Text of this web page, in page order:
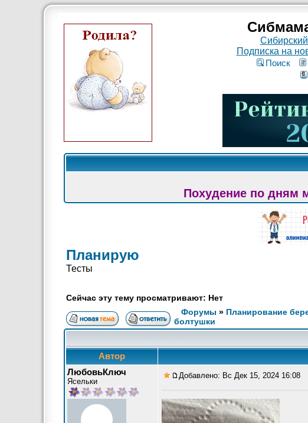
Подписка на
Поиск
Похудение по дням
Планирую
Тесты
Сейчас эту тему просматривают: Нет
Форумы » Планирование
болтушки
Автор
ЛюбовьКлюч
Ясельки
Добавлено: Вс Дек 15, 2024 16:08